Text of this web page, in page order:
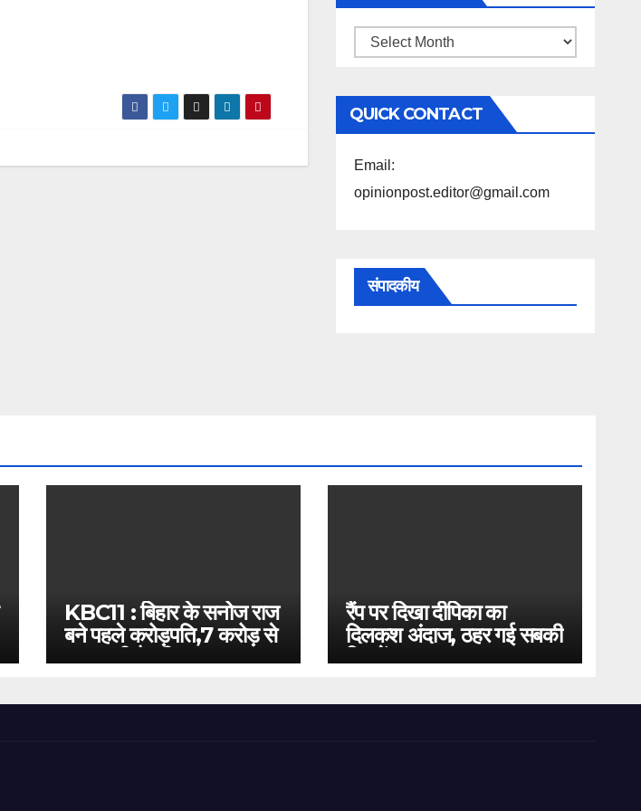
महिने
अनुसार
पढ़ें
QUICK CONTACT
Email:
opinionpost.editor@gmail.com
संपादकीय
KBC11 : बिहार के सनोज राज
बने पहले करोड़पति,7 करोड़ से
बस इतनी है दूरी
रैंप पर दिखा दीपिका का
दिलकश अंदाज, ठहर गई सबकी
निगाहें